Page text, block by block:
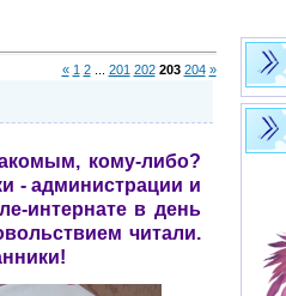
« 1 2 201 202 203 204 »
кому-либо?
- администрации и
интернате в день
читали.